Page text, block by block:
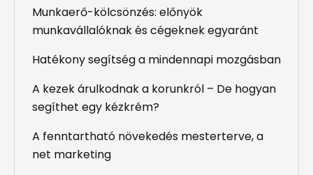
Munkaerő-kölcsönzés: előnyök
munkavállalóknak és cégeknek egyaránt
Hatékony segítség a mindennapi mozgásban
A kezek árulkodnak a korunkról – De hogyan
segíthet egy kézkrém?
A fenntartható növekedés mesterterve, a
net marketing